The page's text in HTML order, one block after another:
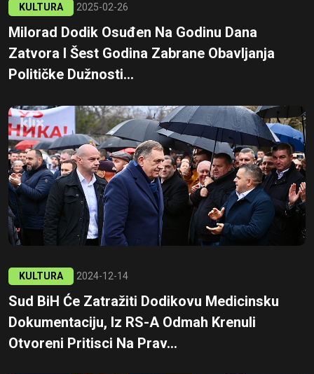
KULTURA 2025-02-26
Milorad Dodik Osuđen Na Godinu Dana
Zatvora I Šest Godina Zabrane Obavljanja
Političke Dužnosti...
KULTURA 2024-12-14
Sud BiH Će Zatražiti Dodikovu Medicinsku
Dokumentaciju, Iz RS-A Odmah Krenuli
Otvoreni Pritisci Na Prav...